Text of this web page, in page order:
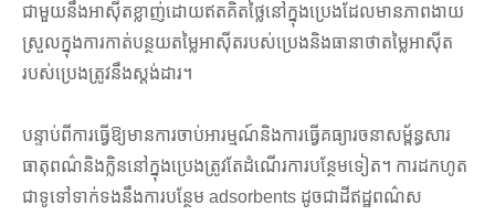
ជាមួយនឹងអាស៊ីតខ្លាញ់ដោយឥតគិតថ្លៃនៅក្នុងប្រេងដែលមានភាពងាយ
ស្រួលក្នុងការកាត់បន្ថយតម្លៃអាស៊ីតរបស់ប្រេងនិងធានាថាតម្លៃអាស៊ីត
របស់ប្រេងត្រូវនឹងស្តង់ដារ។
បន្ទាប់ពីការធ្វើឱ្យមានការចាប់អារម្មណ៍និងការធ្វើគធ្យារចនាសម្ព័ន្ធសារ
ធាតុពណ៌និងក្លិននៅក្នុងប្រេងត្រូវតែដំណើរការបន្ថែមទៀត។ ការដកហូត
ជាទូទៅទាក់ទងនឹងការបន្ថែម adsorbents ដូចជាដីឥដ្ឋពណ៌ស